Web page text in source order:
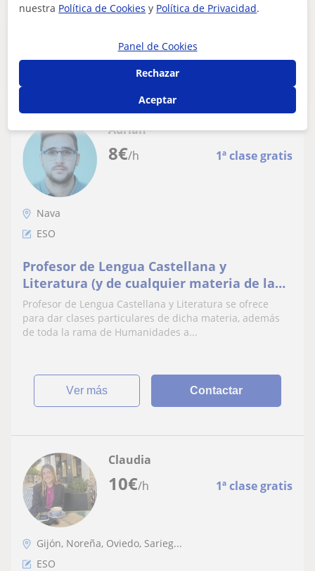
Publica un anuncio y los profesores podrán contactarte
8€/h 1ª clase gratis
Adrián
Nava
ESO
Profesor de Lengua Castellana y
Literatura (y de cualquier materia de la
rama de humanidades)
Profesor de Lengua Castellana y Literatura se ofrece
para dar clases particulares de dicha materia, además
de toda la rama de Humanidades a...
ver más Contactar
10€/h 1ª clase gratis
Claudia
Gijón, Noreña, Oviedo, Sarieg...
ESO
nuestra Política de Cookies y Política de Privacidad.
Panel de Cookies
Rechazar
Aceptar